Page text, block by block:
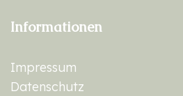
Informationen
Impressum
Datenschutz